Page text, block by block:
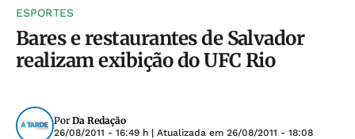
ESPORTES
Bares e restaurantes de Salvador
realizam exibição do UFC Rio
Por Da Redação
26/08/2011 - 16:49 h | Atualizada em 26/08/2011 - 18:08